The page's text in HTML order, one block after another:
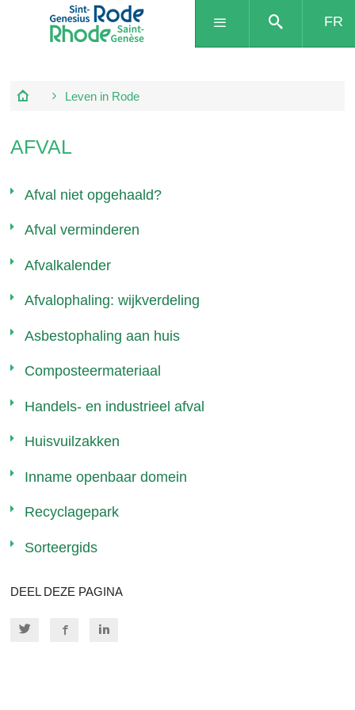
FR
Leven in Rode
AFVAL
Afval niet opgehaald?
Afval verminderen
Afvalkalender
Afvalophaling: wijkverdeling
Asbestophaling aan huis
Composteermateriaal
Handels- en industrieel afval
Huisvuilzakken
Inname openbaar domein
Recyclagepark
Sorteergids
DEEL DEZE PAGINA